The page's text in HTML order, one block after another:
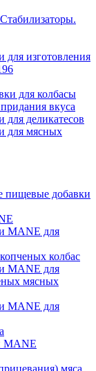
для изготовления
для колбасы
вкуса
для деликатесов
для мясных
пищевые добавки
MANE для
колбас
MANE для
мясных
MANE для
MANE